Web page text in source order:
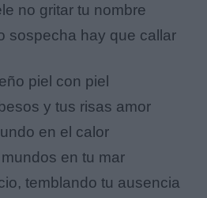
no gritar tu nombre
sospecha hay que callar
piel con piel
y tus risas amor
en el calor
en tu mar
temblando tu ausencia